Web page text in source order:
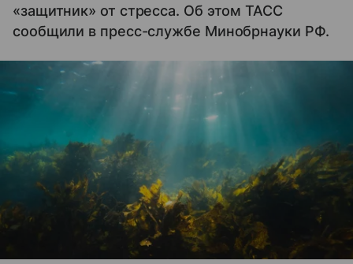
«защитник» от стресса. Об этом ТАСС
сообщили в пресс-службе Минобрнауки РФ.